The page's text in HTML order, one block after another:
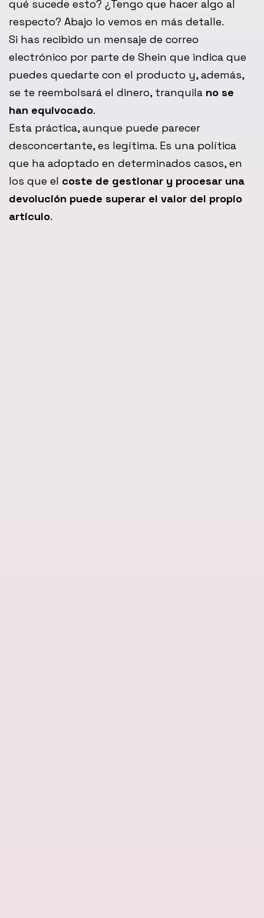
qué sucede esto? ¿Tengo que hacer algo al
respecto? Abajo lo vemos en más detalle.
Si has recibido un mensaje de correo
electrónico por parte de Shein que indica que
puedes quedarte con el producto y, además,
se te reembolsará el dinero, tranquila no se
han equivocado.
Esta práctica, aunque puede parecer
desconcertante, es legítima. Es una política
que ha adoptado en determinados casos, en
los que el coste de gestionar y procesar una
devolución puede superar el valor del propio
artículo.